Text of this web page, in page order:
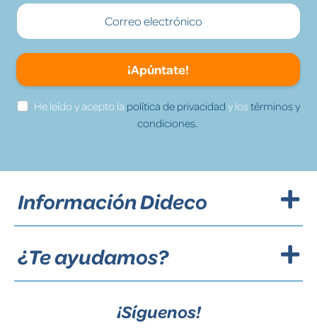
¡Apúntate!
He leído y acepto la política de privacidad y lostérminos y
condiciones.
Información Dideco
¿Te ayudamos?
¡Síguenos!